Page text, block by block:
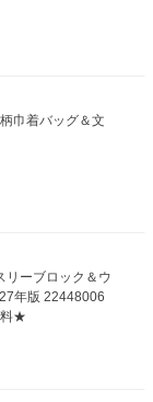
巾着バッグ＆文
リーブロック＆ウ
年版 22448006
料★